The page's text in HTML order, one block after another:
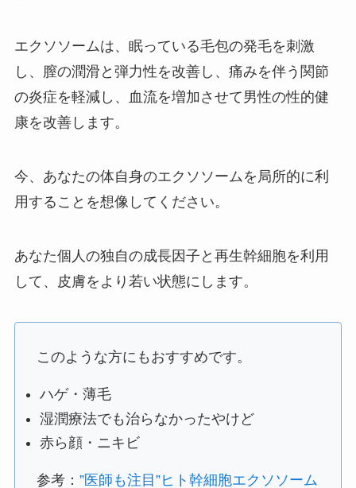
エクソソームは、眠っている毛包の発毛を刺激
し、膣の潤滑と弾力性を改善し、痛みを伴う関節
の炎症を軽減し、血流を増加させて男性の性的健
康を改善します。
今、あなたの体自身のエクソソームを局所的に利
用することを想像してください。
あなた個人の独自の成長因子と再生幹細胞を利用
して、皮膚をより若い状態にします。
このような方にもおすすめです。
ハゲ・薄毛
湿潤療法でも治らなかったやけど
赤ら顔・ニキビ
参考： ”医師も注目”ヒト幹細胞エクソソーム